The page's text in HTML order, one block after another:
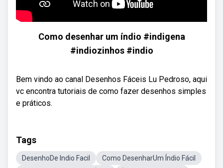
Como desenhar um índio #indigena
#indiozinhos #indio
Bem vindo ao canal Desenhos Fáceis Lu Pedroso, aqui
vc encontra tutoriais de como fazer desenhos simples
e práticos.
Tags
DesenhoDe Indio Facil Como DesenharUm Índio Fácil